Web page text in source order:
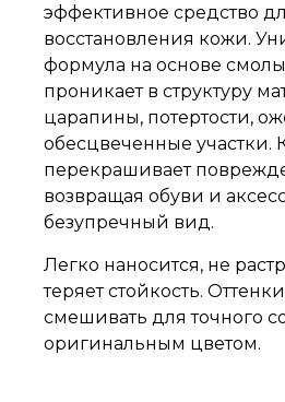
эффективное средство
восстановления кожи.
формула на основе смолы
проникает в структуру
царапины, потертости,
обесцвеченные участки.
перекрашивает
возвращая обуви и
безупречный вид.
Легко наносится, не
теряет стойкость.
смешивать для точного
оригинальным цветом.